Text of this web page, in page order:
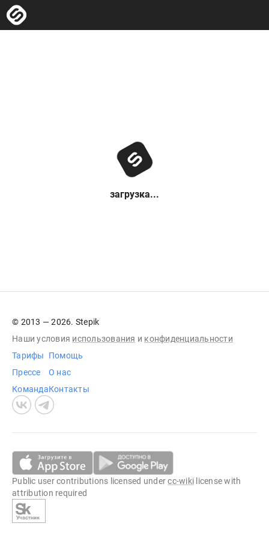
загрузка...
© 2013 — 2026. Stepik
Наши условия использования и конфиденциальности
Тарифы
Прессе
Команда
Помощь
О нас
Контакты
Public user contributions licensed undercc-wiki license with
attribution required